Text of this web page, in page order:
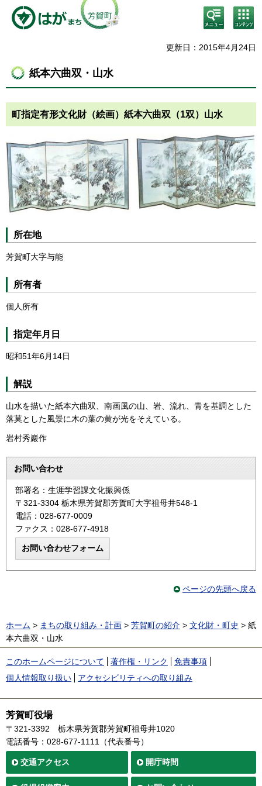
検
索・
メニ
コン
テン
ニュ
更新日：2015年4月24日
紙本六曲双・山水
町指定有形文化財（絵画）紙本六曲双（1双）山水
所在地
芳賀町大字与能
所有者
個人所有
指定年月日
昭和51年6月14日
解説
山水を描いた紙本六曲双、南画風の山、岩、流れ、青を基調とした
落莫とした風景に木の葉の黄が光をそえている。
岩村秀巖作
お問い合わせ
部署名：生涯学習課文化振興係
〒321-3304 栃木県芳賀郡芳賀町大字祖母井548-1
電話：028-677-0009
ファクス：028-677-4918
ページの先頭へ戻る
ホーム > まちの取り組み・計画 > 芳賀町の紹介 > 文化財・町史 > 紙
本六曲双・山水
このホームページについて 著作権・リンク
免責事項
個人情報取り扱い
アクセシビリティへの取り組み
芳賀町役場
〒321-3392
栃木県芳賀郡芳賀町祖母井1020
電話番号：028-677-1111（代表番号）
交通アクセス 開庁時間